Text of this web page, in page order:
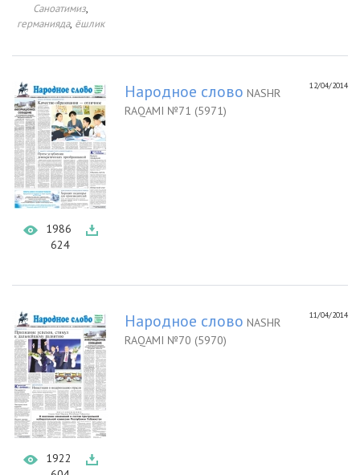
Саноатимиз,
германияда, ёшлик
1986
624
12/04/2014
Народное слово NASHR
RAQAMI №71 (5971)
1922
11/04/2014
Народное слово NASHR
RAQAMI №70 (5970)